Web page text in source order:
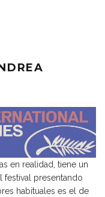
en realidad, tiene un
festival presentando
habituales es el de